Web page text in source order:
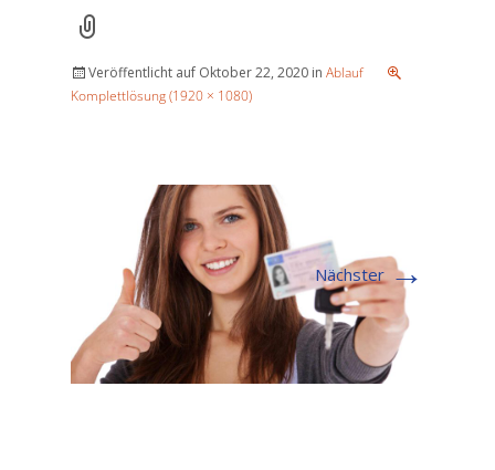
Veröffentlicht auf Oktober 22, 2020 in Ablauf
Komplettlösung (1920 × 1080)
Nächster→